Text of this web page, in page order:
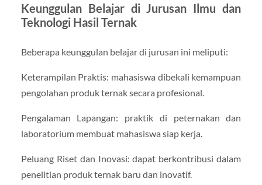
Keunggulan Belajar di Jurusan Ilmu dan
Teknologi Hasil Ternak
Beberapa keunggulan belajar di jurusan ini meliputi:
Keterampilan Praktis: mahasiswa dibekali kemampuan
pengolahan produk ternak secara profesional.
Pengalaman Lapangan: praktik di peternakan dan
laboratorium membuat mahasiswa siap kerja.
Peluang Riset dan Inovasi: dapat berkontribusi dalam
penelitian produk ternak baru dan inovatif.